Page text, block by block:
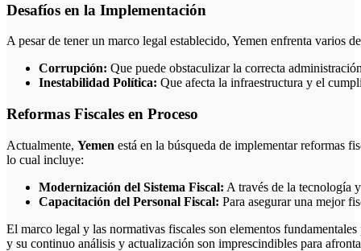
Desafíos en la Implementación
A pesar de tener un marco legal establecido, Yemen enfrenta varios
Corrupción: Que puede obstaculizar la correcta
Inestabilidad Política: Que afecta la infraestructura y el
Reformas Fiscales en Proceso
Actualmente, Yemen está en la búsqueda de implementar reformas
lo cual incluye:
Modernización del Sistema Fiscal: A través de la tecnología
Capacitación del Personal Fiscal: Para asegurar una mejor
El marco legal y las normativas fiscales son elementos
y su continuo análisis y actualización son imprescindibles para